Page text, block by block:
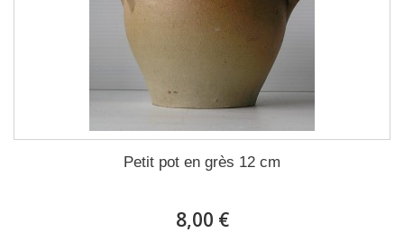
Petit pot en grès 12 cm
8,00 €